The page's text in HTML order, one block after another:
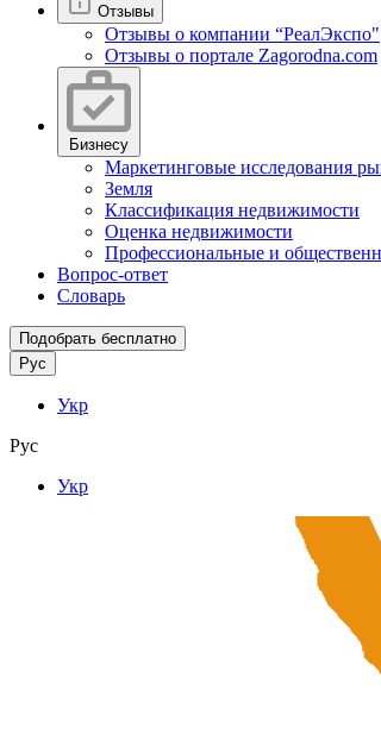
Отзывы
Отзывы о компании “РеалЭкспо"
Отзывы о портале Zagorodna.com
Бизнесу
Маркетинговые исследования
Земля
Классификация недвижимости
Оценка недвижимости
Профессиональные и
Вопрос-ответ
Словарь
Подобрать бесплатно
Рус
Укр
Рус
Укр